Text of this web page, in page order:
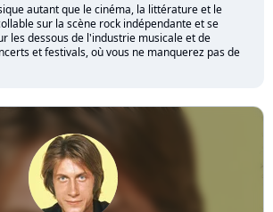
autant que le cinéma, la littérature et le
sur la scène rock indépendante et se
les dessous de l'industrie musicale et de
et festivals, où vous ne manquerez pas de